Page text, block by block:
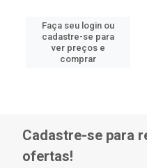
Faça seu login ou
cadastre-se para
ver preços e
comprar
Cadastre-se para
ofertas!